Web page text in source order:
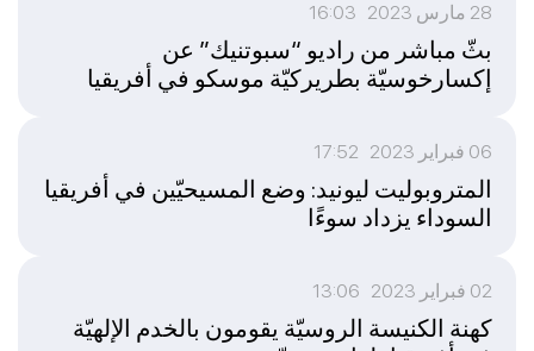
28 مارس 2023 16:03
بثّ مباشر من راديو “سبوتنيك” عن
إكسارخوسيّة بطريركيّة موسكو في أفريقيا
06 فبراير 2023 17:52
المتروبوليت ليونيد: وضع المسيحيّين في أفريقيا
السوداء يزداد سوءًا
02 فبراير 2023 13:06
كهنة الكنيسة الروسيّة يقومون بالخدم الإلهيّة